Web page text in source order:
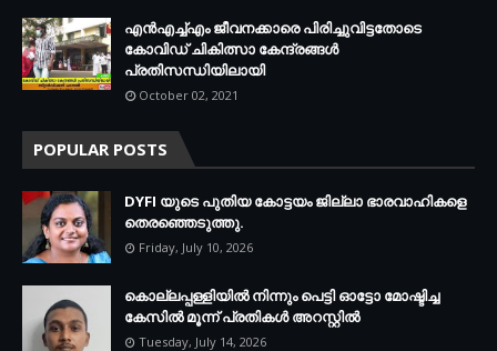
എന്‍എച്ച്എം ജീവനക്കാരെ പിരിച്ചുവിട്ടതോടെ
കോവിഡ് ചികിത്സാ കേന്ദ്രങ്ങള്‍
പ്രതിസന്ധിയിലായി
October 02, 2021
POPULAR POSTS
DYFI യുടെ പുതിയ കോട്ടയം ജില്ലാ ഭാരവാഹികളെ
തെരഞ്ഞെടുത്തു.
Friday, July 10, 2026
കൊല്ലപ്പള്ളിയില്‍ നിന്നും പെട്ടി ഓട്ടോ മോഷ്ടിച്ച
കേസില്‍ മൂന്ന് പ്രതികള്‍ അറസ്റ്റില്‍
Tuesday, July 14, 2026